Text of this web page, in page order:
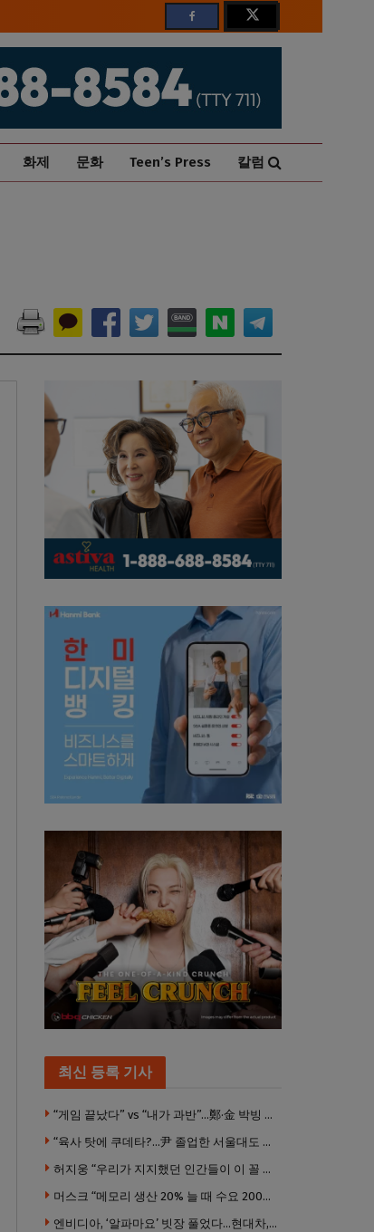
화제 문화 Teen’s Press 칼럼
최신 등록 기사
“게임 끝났다” vs “내가 과반”…鄭·金 박빙 전대 서로 우위 주장
“육사 탓에 쿠데타?…尹 졸업한 서울대도 없애야 하나”
허지웅 “우리가 지지했던 인간들이 이 꼴 만들었다”
머스크 “메모리 생산 20% 늘 때 수요 200% 증가” … 반도체 매출 1조달러 눈 앞
엔비디아, ‘알파마요’ 빗장 풀었다…현대차, 자율주행 속도내나